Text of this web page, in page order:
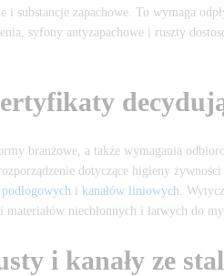
i substancje zapachowe. To wymaga
syfony antyzapachowe i ruszty
branżowe, a także wymagania
dotyczące higieny
i kanałów liniowych .
niechłonnych i łatwych do
i kanały ze